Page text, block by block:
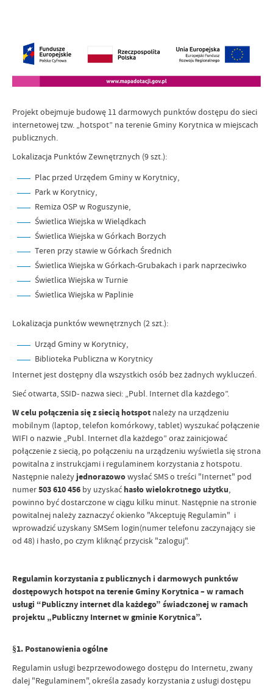
Projekt obejmuje budowę 11 darmowych punktów dostępu do sieci
internetowej tzw. „hotspot” na terenie Gminy Korytnica w miejscach
publicznych.
Lokalizacja Punktów Zewnętrznych (9 szt.):
Plac przed Urzędem Gminy w Korytnicy,
Park w Korytnicy,
Remiza OSP w Roguszynie,
Świetlica Wiejska w Wielądkach
Świetlica Wiejska w Górkach Borzych
Teren przy stawie w Górkach Średnich
Świetlica Wiejska w Górkach-Grubakach i park naprzeciwko
Świetlica Wiejska w Turnie
Świetlica Wiejska w Paplinie
Lokalizacja punktów wewnętrznych (2 szt.):
Urząd Gminy w Korytnicy,
Biblioteka Publiczna w Korytnicy
Internet jest dostępny dla wszystkich osób bez żadnych wykluczeń.
Sieć otwarta, SSID- nazwa sieci: „Publ. Internet dla każdego”.
W celu połączenia się z siecią hotspot należy na urządzeniu
mobilnym (laptop, telefon komórkowy, tablet) wyszukać połączenie
WIFI o nazwie „Publ. Internet dla każdego” oraz zainicjować
połączenie z siecią, po połączeniu na urządzeniu wyświetla się strona
powitalna z instrukcjami i regulaminem korzystania z hotspotu.
Następnie należyjednorazowowysłać SMS o treści "Internet" pod
numer503 610 456 by uzyskać hasło wielokrotnego użytku,
powinno być dostarczone w ciągu kilku minut. Następnie na stronie
powitalnej należy zaznaczyć okienko "Akceptuję Regulamin" i
wprowadzić uzyskany SMSem login(numer telefonu zaczynający sie
od 48) i hasło, po czym kliknąć przycisk "zaloguj".
Regulamin korzystania z publicznych i darmowych punktów
dostępowych hotspot na terenie Gminy Korytnica – w ramach
usługi “Publiczny internet dla każdego” świadczonej w ramach
projektu „Publiczny Internet w gminie Korytnica”.
§1. Postanowienia ogólne
Regulamin usługi bezprzewodowego dostępu do Internetu, zwany
dalej "Regulaminem", określa zasady korzystania z usługi dostępu